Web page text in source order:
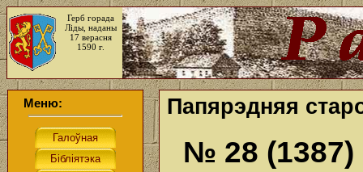
Герб горада
Ліды, наданы
17 верасня
1590 г.
Меню: Папярэдняя
№ 28 (1387)